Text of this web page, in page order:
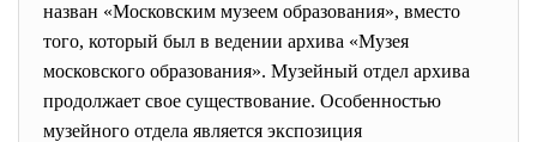
назван «Московским музеем образования», вместо
того, который был в ведении архива «Музея
московского образования». Музейный отдел архива
продолжает свое существование. Особенностью
музейного отдела является экспозиция